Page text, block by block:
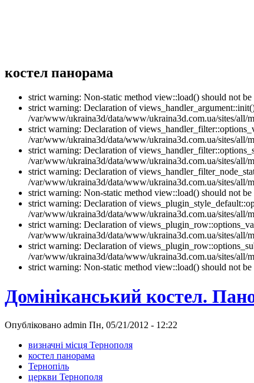
костел панорама
strict warning: Non-static method view::load() should not
strict warning: Declaration of
/var/www/ukraina3d/data/www/ukraina3d.com.ua/sites/all/
strict warning: Declaration of
/var/www/ukraina3d/data/www/ukraina3d.com.ua/sites/all/
strict warning: Declaration of
/var/www/ukraina3d/data/www/ukraina3d.com.ua/sites/all/
strict warning: Declaration of
/var/www/ukraina3d/data/www/ukraina3d.com.ua/sites/all/
strict warning: Non-static method view::load() should not
strict warning: Declaration of
/var/www/ukraina3d/data/www/ukraina3d.com.ua/sites/all/
strict warning: Declaration of
/var/www/ukraina3d/data/www/ukraina3d.com.ua/sites/
strict warning: Declaration of
/var/www/ukraina3d/data/www/ukraina3d.com.ua/sites/
strict warning: Non-static method view::load() should not
Домініканський костел.
Опубліковано admin Пн, 05/21/2012 - 12:22
визначні місця Тернополя
костел панорама
Тернопіль
церкви Тернополя